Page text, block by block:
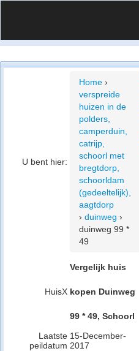
Vergelijk prijsposities - wijk
U bent hier:
Home ›
verspreide
huizen in de
polders,
camperduin,
catrijp,
schoorl met
bregtdorp,
schoorldam
(gedeeltelijk),
aagtdorp
› duinweg ›
duinweg 99 *
49
HuisX
Vergelijk huis
kopen Duinweg
99 * 49, Schoorl
Laatste
peildatum
15-December-
2017